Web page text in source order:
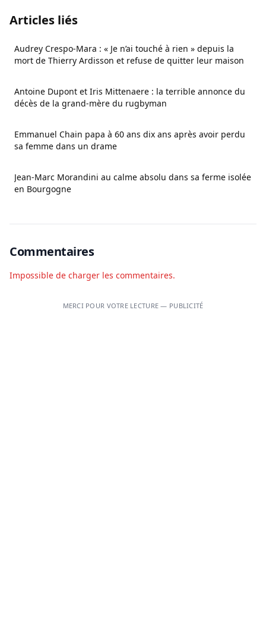
Articles liés
Audrey Crespo-Mara : « Je n’ai touché à rien » depuis la
mort de Thierry Ardisson et refuse de quitter leur maison
Antoine Dupont et Iris Mittenaere : la terrible annonce du
décès de la grand-mère du rugbyman
Emmanuel Chain papa à 60 ans dix ans après avoir perdu
sa femme dans un drame
Jean-Marc Morandini au calme absolu dans sa ferme isolée
en Bourgogne
Commentaires
Impossible de charger les commentaires.
MERCI POUR VOTRE LECTURE — PUBLICITÉ